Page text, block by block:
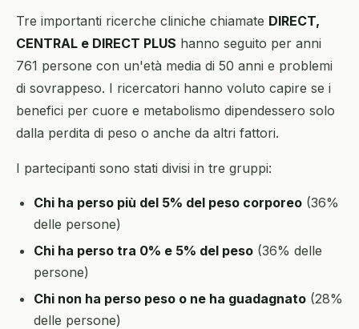
Tre importanti ricerche cliniche chiamate DIRECT,
CENTRAL e DIRECT PLUS hanno seguito per anni
761 persone con un'età media di 50 anni e problemi
di sovrappeso. I ricercatori hanno voluto capire se i
benefici per cuore e metabolismo dipendessero solo
dalla perdita di peso o anche da altri fattori.
I partecipanti sono stati divisi in tre gruppi:
Chi ha perso più del 5% del peso corporeo (36%
delle persone)
Chi ha perso tra 0% e 5% del peso (36% delle
persone)
Chi non ha perso peso o ne ha guadagnato (28%
delle persone)